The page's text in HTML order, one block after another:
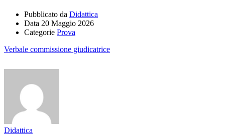
Pubblicato da Didattica
Data 20 Maggio 2026
Categorie Prova
Verbale commissione giudicatrice
Didattica